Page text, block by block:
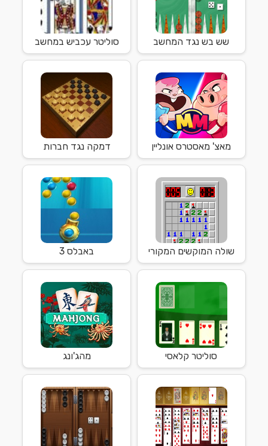
שש בש נגד המחשב סוליטר עכביש במחשב
מאצ' מאסטרס אונליין דמקה נגד חברות
שולה המוקשים המקורי באבלס 3
סוליטר קלאסי מהג'ונג